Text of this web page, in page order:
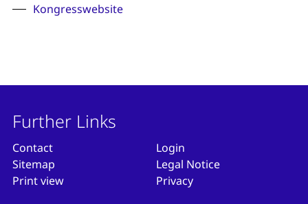
Kongresswebsite
Further Links
Contact
Sitemap
Print view
Login
Legal Notice
Privacy